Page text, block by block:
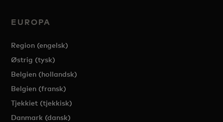
EUROPA
Region (engelsk)
Østrig (tysk)
Belgien (hollandsk)
Belgien (fransk)
Tjekkiet (tjekkisk)
Danmark (dansk)